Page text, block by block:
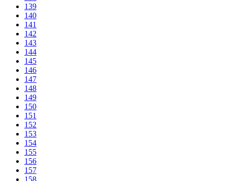
139
140
141
142
143
144
145
146
147
148
149
150
151
152
153
154
155
156
157
158